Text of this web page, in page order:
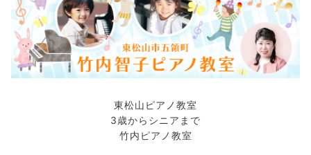
東松山ピアノ教室
3歳からシニアまで
竹内ピアノ教室